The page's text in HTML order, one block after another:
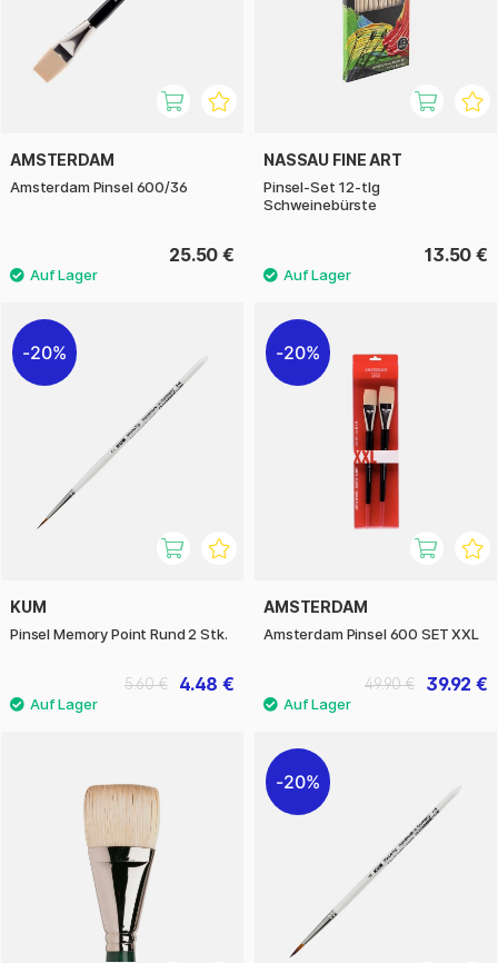
AMSTERDAM
Amsterdam Pinsel 600/36
25.50 €
NASSAU FINE ART
Pinsel-Set 12-tlg
Schweinebürste
13.50 €
20%
KUM
Pinsel Memory Point Rund 2 Stk.
4.48 €
5.60 €
20%
AMSTERDAM
Amsterdam Pinsel 600 SET XXL
39.92 €
49.90 €
20%